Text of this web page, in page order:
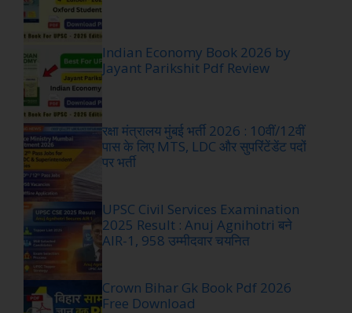
Indian Economy Book 2026 by
Jayant Parikshit Pdf Review
रक्षा मंत्रालय मुंबई भर्ती 2026 : 10वीं/12वीं
पास के लिए MTS, LDC और सुपरिंटेंडेंट पदों
पर भर्ती
UPSC Civil Services Examination
2025 Result : Anuj Agnihotri बने
AIR-1, 958 उम्मीदवार चयनित
Crown Bihar Gk Book Pdf 2026
Free Download